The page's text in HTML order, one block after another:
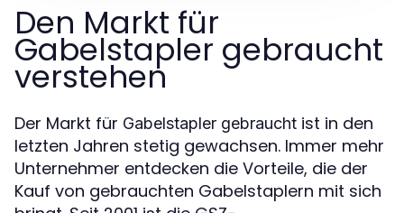
Den Markt für
Gabelstapler gebraucht
verstehen
Der Markt für Gabelstapler gebraucht ist in den
letzten Jahren stetig gewachsen. Immer mehr
Unternehmer entdecken die Vorteile, die der
Kauf von gebrauchten Gabelstaplern mit sich